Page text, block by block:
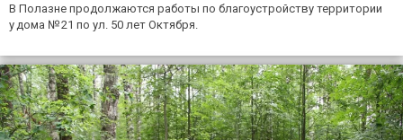
В Полазне продолжаются работы по благоустройству территории
у дома № 21 по ул. 50 лет Октября.